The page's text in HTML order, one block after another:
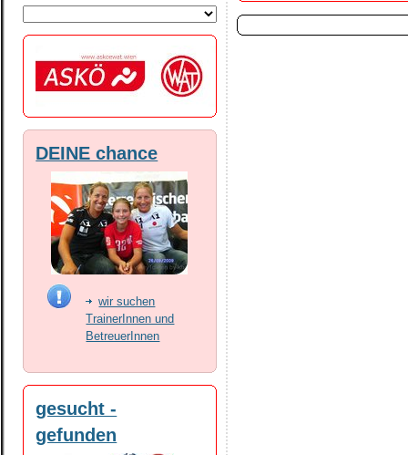
DEINE chance
wir suchen
TrainerInnen und
BetreuerInnen
gesucht -
gefunden